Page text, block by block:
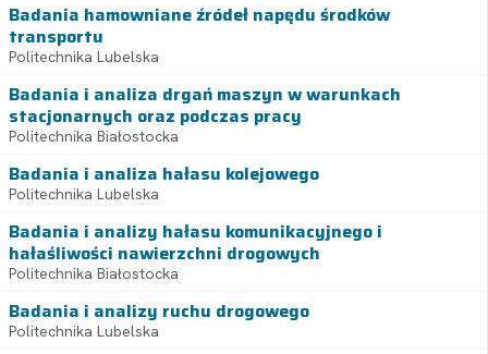
Badania hamowniane źródeł napędu środków
transportu
Politechnika Lubelska
Badania i analiza drgań maszyn w warunkach
stacjonarnych oraz podczas pracy
Politechnika Białostocka
Badania i analiza hałasu kolejowego
Politechnika Lubelska
Badania i analizy hałasu komunikacyjnego i
hałaśliwości nawierzchni drogowych
Politechnika Białostocka
Badania i analizy ruchu drogowego
Politechnika Lubelska